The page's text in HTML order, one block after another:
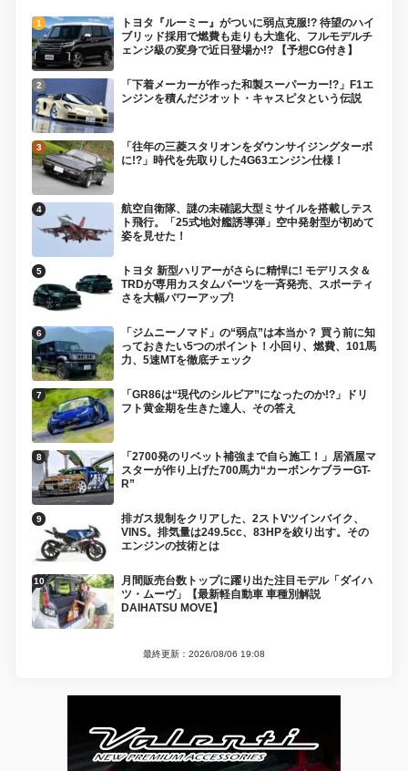
トヨタ『ルーミー』がついに弱点克服!? 待望のハイ
ブリッド採用で燃費も走りも大進化、フルモデルチ
ェンジ級の変身で近日登場か!? 【予想CG付き】
「下着メーカーが作った和製スーパーカー!?」F1エ
ンジンを積んだジオット・キャスピタという伝説
「往年の三菱スタリオンをダウンサイジングターボ
に!?」時代を先取りした4G63エンジン仕様！
航空自衛隊、謎の未確認大型ミサイルを搭載しテス
ト飛行。「25式地対艦誘導弾」空中発射型が初めて
姿を見せた！
トヨタ 新型ハリアーがさらに精悍に! モデリスタ＆
TRDが専用カスタムパーツを一斉発売、スポーティ
さを大幅パワーアップ!
「ジムニーノマド」の“弱点”は本当か？ 買う前に知
っておきたい5つのポイント！小回り、燃費、101馬
力、5速MTを徹底チェック
「GR86は“現代のシルビア”になったのか!?」ドリ
フト黄金期を生きた達人、その答え
「2700発のリベット補強まで自ら施工！」居酒屋マ
スターが作り上げた700馬力“カーボンケブラーGT-
R”
排ガス規制をクリアした、2ストVツインバイク、
VINS。排気量は249.5cc、83HPを絞り出す。その
エンジンの技術とは
月間販売台数トップに躍り出た注目モデル「ダイハ
ツ・ムーヴ」【最新軽自動車 車種別解説
DAIHATSU MOVE】
最終更新：2026/08/06 19:08